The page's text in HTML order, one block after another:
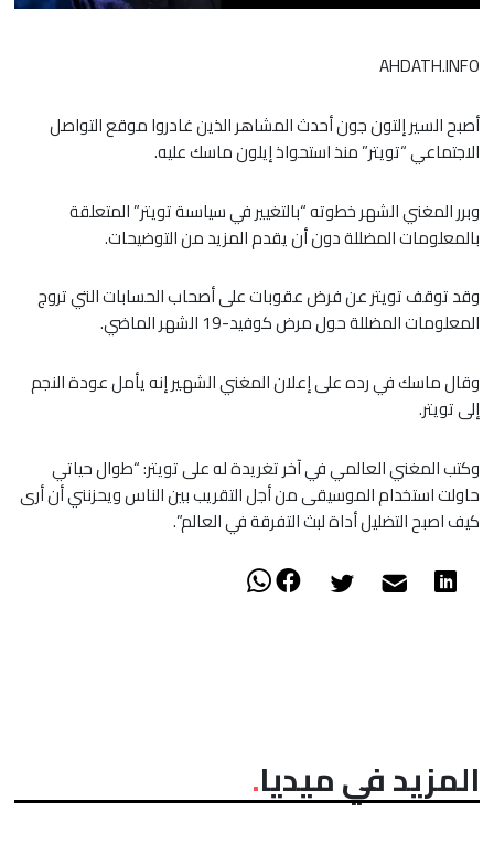
AHDATH.INFO
أصبح السير إلتون جون أحدث المشاهر الذين غادروا موقع التواصل
الاجتماعي “تويتر” منذ استحواذ إيلون ماسك عليه.
وبرر المغني الشهر خطوته “بالتغيير في سياسىة تويتر” المتعلقة
بالمعلومات المضللة دون أن يقدم المزيد من التوضيحات.
وقد توقف تويتر عن فرض عقوبات على أصحاب الحسابات التي تروج
المعلومات المضللة حول مرض كوفيد-19 الشهر الماضي.
وقال ماسك في رده على إعلان المغني الشهير إنه يأمل عودة النجم
إلى تويتر.
وكتب المغني العالمي في آخر تغريدة له على تويتر: “طوال حياتي
حاولت استخدام الموسيقى من أجل التقريب بين الناس ويحزنني أن أرى
كيف اصبح التضليل أداة لبث التفرقة في العالم”.
المزيد في ميديا